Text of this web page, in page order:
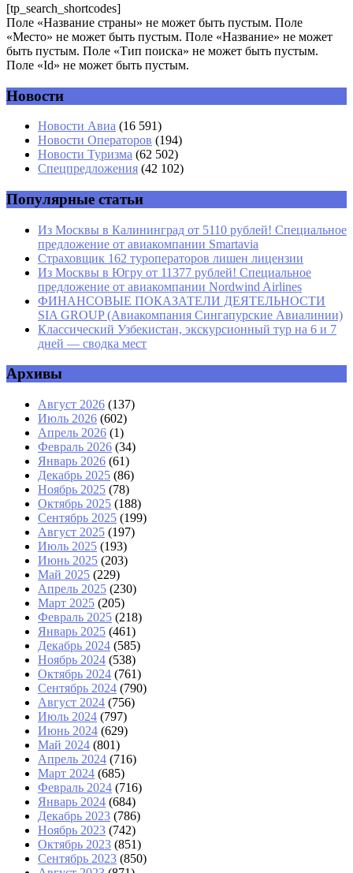
Имя *
Email*
[tp_search_shortcodes]
Поле «Название страны» не может быть пустым. Поле
«Место» не может быть пустым. Поле «Название» не может
быть пустым. Поле «Тип поиска» не может быть пустым.
Поле «Id» не может быть пустым.
Новости
Новости Авиа (16 591)
Новости Операторов (194)
Новости Туризма (62 502)
Спецпредложения (42 102)
Популярные статьи
Из Москвы в Калининград от 5110 рублей! Специальное
предложение от авиакомпании Smartavia
Страховщик 162 туроператоров лишен лицензии
Из Москвы в Югру от 11377 рублей! Специальное
предложение от авиакомпании Nordwind Airlines
ФИНАНСОВЫЕ ПОКАЗАТЕЛИ ДЕЯТЕЛЬНОСТИ
SIA GROUP (Авиакомпания Сингапурские Авиалинии)
Классический Узбекистан, экскурсионный тур на 6 и 7
дней — сводка мест
Архивы
Август 2026 (137)
Июль 2026 (602)
Апрель 2026 (1)
Февраль 2026 (34)
Январь 2026 (61)
Декабрь 2025 (86)
Ноябрь 2025 (78)
Октябрь 2025 (188)
Сентябрь 2025 (199)
Август 2025 (197)
Июль 2025 (193)
Июнь 2025 (203)
Май 2025 (229)
Апрель 2025 (230)
Март 2025 (205)
Февраль 2025 (218)
Январь 2025 (461)
Декабрь 2024 (585)
Ноябрь 2024 (538)
Октябрь 2024 (761)
Сентябрь 2024 (790)
Август 2024 (756)
Июль 2024 (797)
Июнь 2024 (629)
Май 2024 (801)
Апрель 2024 (716)
Март 2024 (685)
Февраль 2024 (716)
Январь 2024 (684)
Декабрь 2023 (786)
Ноябрь 2023 (742)
Октябрь 2023 (851)
Сентябрь 2023 (850)